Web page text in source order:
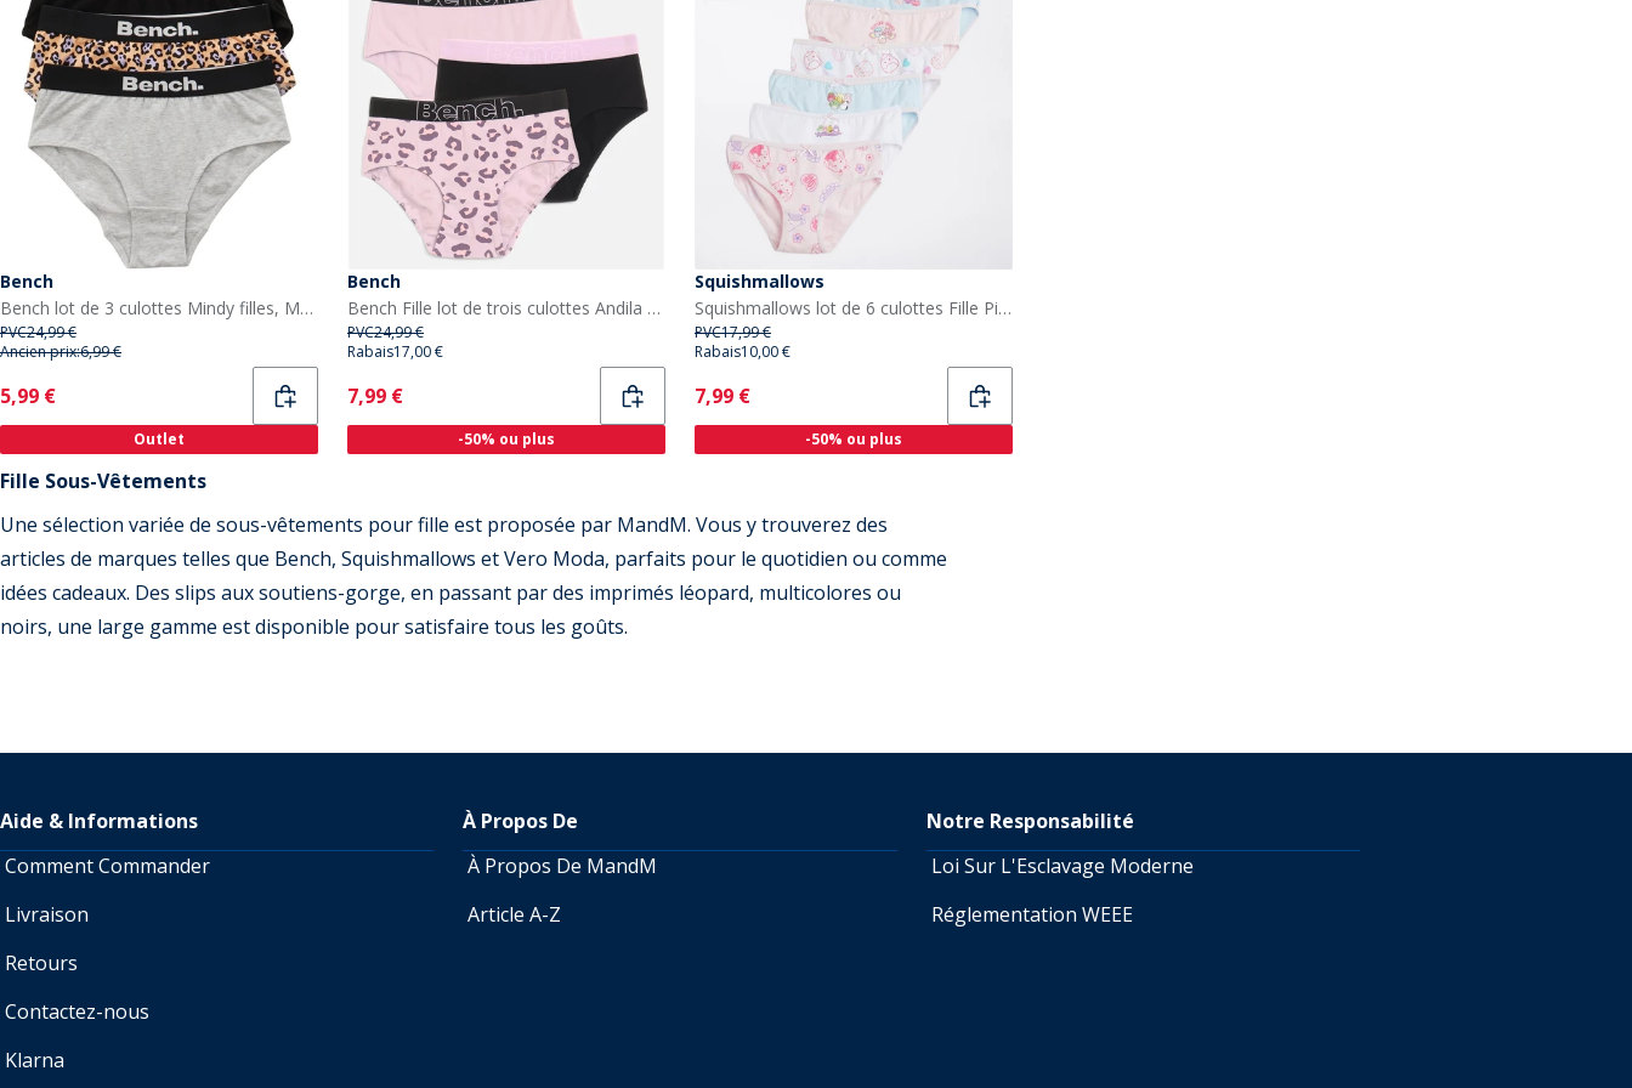
Bench
Bench lot de 3 culottes Mindy filles, Multicolore
PVC24,99 €
Ancien prix:6,99 €
Current
5,99 €
Outlet
Bench
Bench Fille lot de trois culottes Andila Lilac Aop/Noir/Lilac
PVC24,99 €
Rabais17,00 €
Current
7,99 €
-50% ou plus
Squishmallows
Squishmallows lot de 6 culottes Fille Pink Lavender/Blanc/Silver Cloud
PVC17,99 €
Rabais10,00 €
Current
7,99 €
-50% ou plus
Fille Sous-Vêtements
Une sélection variée de sous-vêtements pour fille est proposée par MandM. Vous y trouverez des
articles de marques telles que Bench, Squishmallows et Vero Moda, parfaits pour le quotidien ou comme
idées cadeaux. Des slips aux soutiens-gorge, en passant par des imprimés léopard, multicolores ou
noirs, une large gamme est disponible pour satisfaire tous les goûts.
Aide & Informations
Comment Commander
Livraison
Retours
Contactez-nous
Klarna
À Propos De
À Propos De MandM
Article A-Z
Notre Responsabilité
Loi Sur L'Esclavage Moderne
Réglementation WEEE